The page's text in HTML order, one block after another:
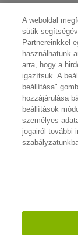
A weboldal
sütik
Partnereinkkel
használhatunk
arra, hogy a
igazítsuk. A
beállítása"
hozzájárulása
beállítások
személyes
jogairól további